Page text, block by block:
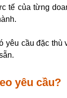
tế của từng
cầu đặc thù
yêu cầu?